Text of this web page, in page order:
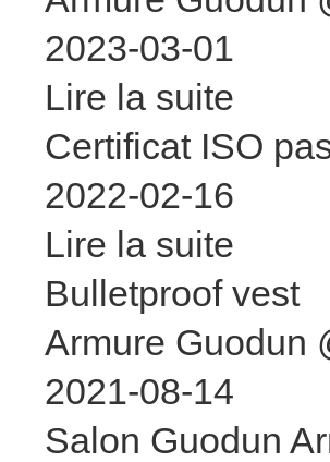
2023-03-01
Lire la suite
Certificat ISO
2022-02-16
Lire la suite
Bulletproof vest
Armure Guodun
2021-08-14
Salon Guodun